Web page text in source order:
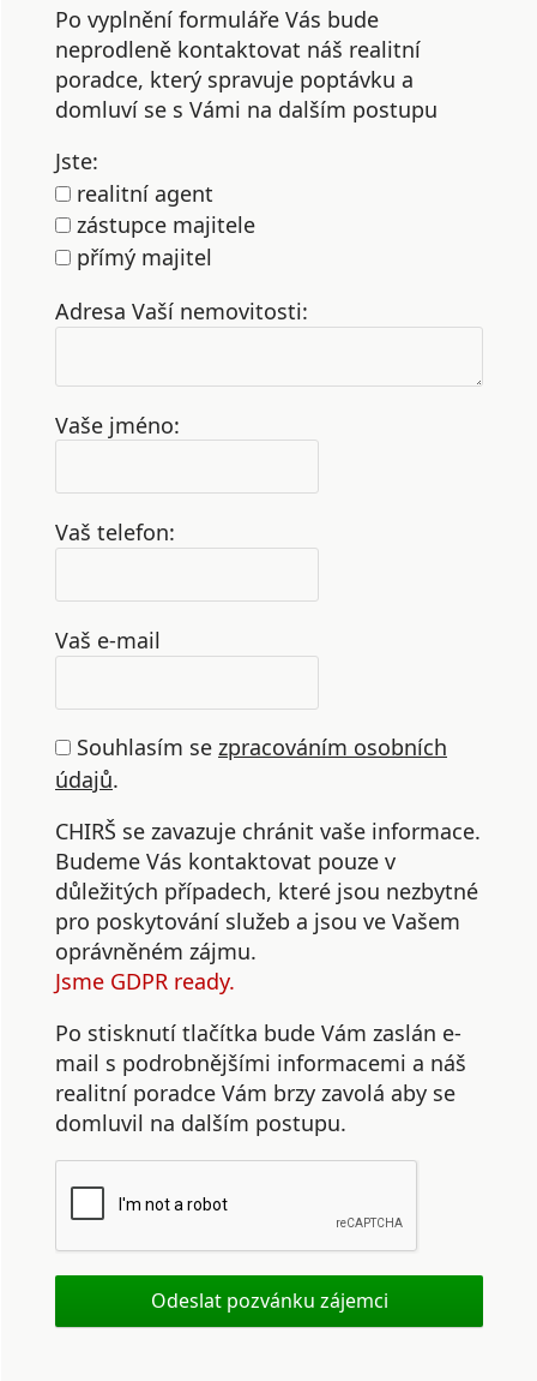
Po vyplnění formuláře Vás bude
neprodleně kontaktovat náš realitní
poradce, který spravuje poptávku a
domluví se s Vámi na dalším postupu
Jste:
realitní agent
zástupce majitele
přímý majitel
Adresa Vaší nemovitosti:
Vaše jméno:
Vaš telefon:
Vaš e-mail
Souhlasím se zpracováním osobních
údajů.
CHIRŠ se zavazuje chránit vaše informace.
Budeme Vás kontaktovat pouze v
důležitých případech, které jsou nezbytné
pro poskytování služeb a jsou ve Vašem
oprávněném zájmu.
Jsme GDPR ready.
Po stisknutí tlačítka bude Vám zaslán e-
mail s podrobnějšími informacemi a náš
realitní poradce Vám brzy zavolá aby se
domluvil na dalším postupu.